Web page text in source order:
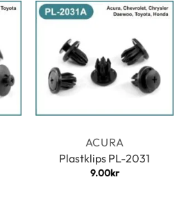
ACURA
Plastklips PL-2031
9.00kr